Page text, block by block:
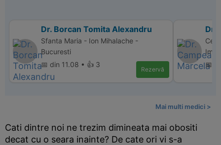
Dr. Borcan Tomita Alexandru
Sfanta Maria - Ion Mihalache -
Bucuresti
📅 din 11.08 • 👍 3
Rezervă
Dr.
📅
Mai multi medici >
Cati dintre noi ne trezim dimineata mai obositi
decat cu o seara inainte? De cate ori vi s-a